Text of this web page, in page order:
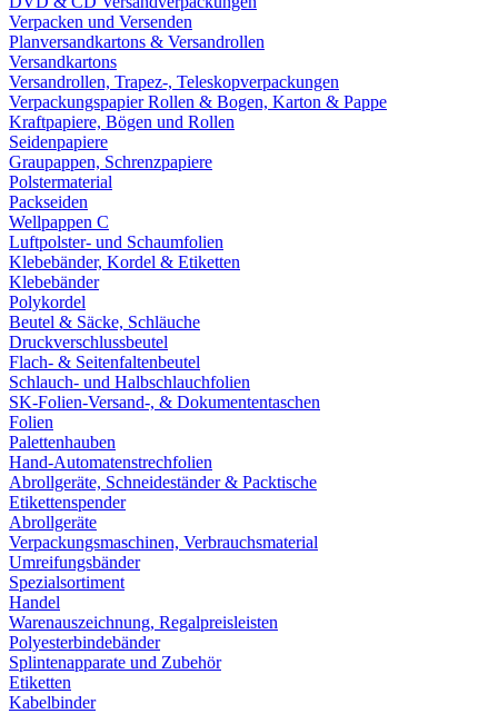
Verpacken und Versenden
Planversandkartons & Versandrollen
Versandkartons
Versandrollen, Trapez-, Teleskopverpackungen
Verpackungspapier Rollen & Bogen, Karton & Pappe
Kraftpapiere, Bögen und Rollen
Seidenpapiere
Graupappen, Schrenzpapiere
Polstermaterial
Packseiden
Wellpappen C
Luftpolster- und Schaumfolien
Klebebänder, Kordel & Etiketten
Klebebänder
Polykordel
Beutel & Säcke, Schläuche
Druckverschlussbeutel
Flach- & Seitenfaltenbeutel
Schlauch- und Halbschlauchfolien
SK-Folien-Versand-, & Dokumententaschen
Folien
Palettenhauben
Hand-Automatenstrechfolien
Abrollgeräte, Schneideständer & Packtische
Etikettenspender
Abrollgeräte
Verpackungsmaschinen, Verbrauchsmaterial
Umreifungsbänder
Spezialsortiment
Handel
Warenauszeichnung, Regalpreisleisten
Polyesterbindebänder
Splintenapparate und Zubehör
Etiketten
Kabelbinder